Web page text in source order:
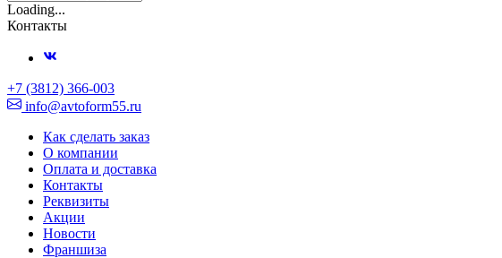
Loading...
Контакты
+7 (3812) 366-003
info@avtoform55.ru
Как сделать заказ
О компании
Оплата и доставка
Контакты
Реквизиты
Акции
Новости
Франшиза